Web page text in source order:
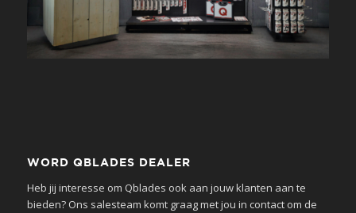
WORD QBLADES DEALER
Heb jij interesse om Qblades ook aan jouw klanten aan te
bieden? Ons salesteam komt graag met jou in contact om de